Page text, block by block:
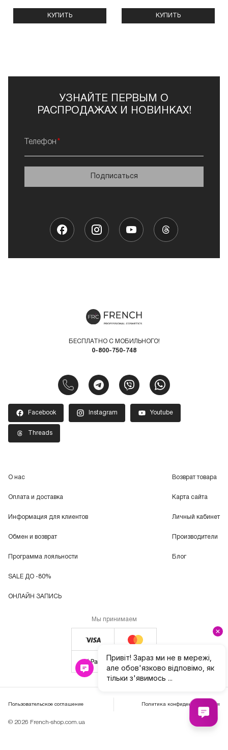
КУПИТЬ КУПИТЬ
УЗНАЙТЕ ПЕРВЫМ О
РАСПРОДАЖАХ И НОВИНКАХ!
Телефон
Подписаться
БЕСПЛАТНО С МОБИЛЬНОГО!
0-800-750-748
Facebook Instagram Youtube
Threads
О нас
Оплата и доставка
Информация для клиентов
Обмен и возврат
Программа лояльности
SALE ДО -80%
ОНЛАЙН ЗАПИСЬ
Возврат товара
Карта сайта
Личный кабинет
Производители
Блог
Мы принимаем
© 2026 French-shop.com.ua
Пользовательское соглашение Политика конфиденциальности